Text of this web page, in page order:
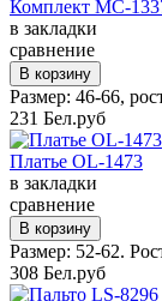
Комплект MC-
в закладки
сравнение
Размер: 46-66,
231 Бел.руб
Платье OL-1473
в закладки
сравнение
Размер: 52-62.
308 Бел.руб